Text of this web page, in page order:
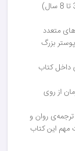
کتاب ساعت چنده برای کودکان خردسال ( 3 تا 8 سال)
متعدد
بزرگ
داخل کتاب
از روی
ترجمه‌ی روان و
این کتاب